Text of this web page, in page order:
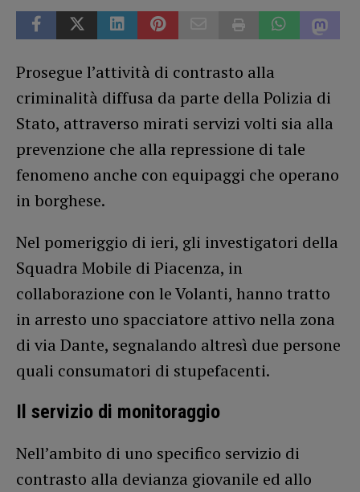
Prosegue l’attività di contrasto alla
criminalità diffusa da parte della Polizia di
Stato, attraverso mirati servizi volti sia alla
prevenzione che alla repressione di tale
fenomeno anche con equipaggi che operano
in borghese.
Nel pomeriggio di ieri, gli investigatori della
Squadra Mobile di Piacenza, in
collaborazione con le Volanti, hanno tratto
in arresto uno spacciatore attivo nella zona
di via Dante, segnalando altresì due persone
quali consumatori di stupefacenti.
Il servizio di monitoraggio
Nell’ambito di uno specifico servizio di
contrasto alla devianza giovanile ed allo